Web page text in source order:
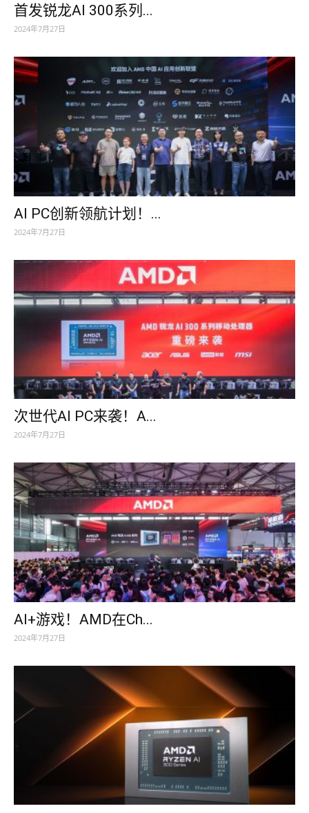
首发锐龙AI 300系列...
2024年7月27日
AI PC创新领航计划！...
2024年7月27日
次世代AI PC来袭！A...
2024年7月27日
AI+游戏！AMD在Ch...
2024年7月27日